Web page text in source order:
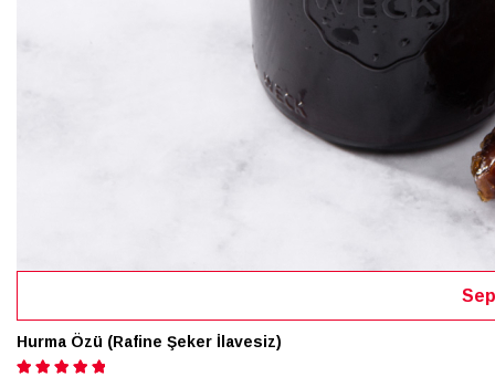
Hurma Özü (Rafine Şeker İlavesiz)
Puanlama: